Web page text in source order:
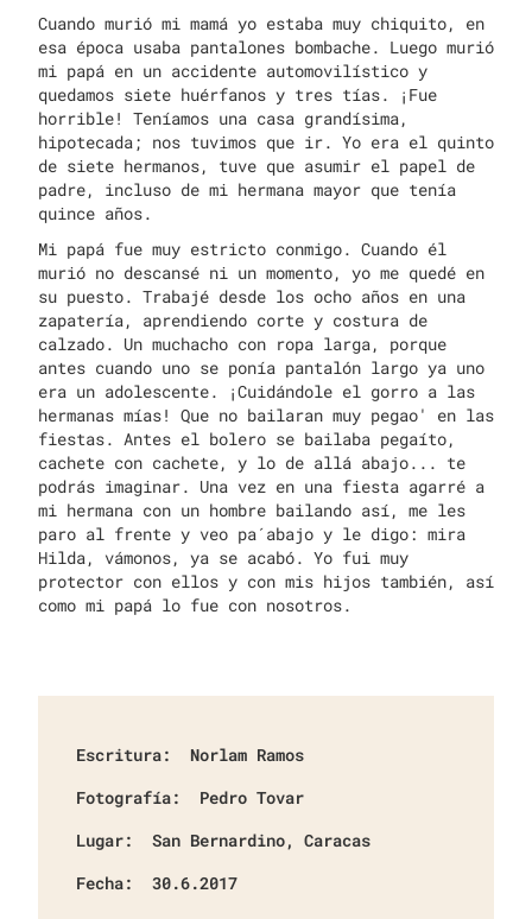
Cuando murió mi mamá yo estaba muy chiquito, en
esa época usaba pantalones bombache. Luego murió
mi papá en un accidente automovilístico y
quedamos siete huérfanos y tres tías. ¡Fue
horrible! Teníamos una casa grandísima,
hipotecada; nos tuvimos que ir. Yo era el quinto
de siete hermanos, tuve que asumir el papel de
padre, incluso de mi hermana mayor que tenía
quince años.
Mi papá fue muy estricto conmigo. Cuando él
murió no descansé ni un momento, yo me quedé en
su puesto. Trabajé desde los ocho años en una
zapatería, aprendiendo corte y costura de
calzado. Un muchacho con ropa larga, porque
antes cuando uno se ponía pantalón largo ya uno
era un adolescente. ¡Cuidándole el gorro a las
hermanas mías! Que no bailaran muy pegao' en las
fiestas. Antes el bolero se bailaba pegaíto,
cachete con cachete, y lo de allá abajo... te
podrás imaginar. Una vez en una fiesta agarré a
mi hermana con un hombre bailando así, me les
paro al frente y veo pa´abajo y le digo: mira
Hilda, vámonos, ya se acabó. Yo fui muy
protector con ellos y con mis hijos también, así
como mi papá lo fue con nosotros.
Escritura:
Norlam Ramos
Fotografía:
Pedro Tovar
Lugar:
San Bernardino, Caracas
Fecha:
30.6.2017